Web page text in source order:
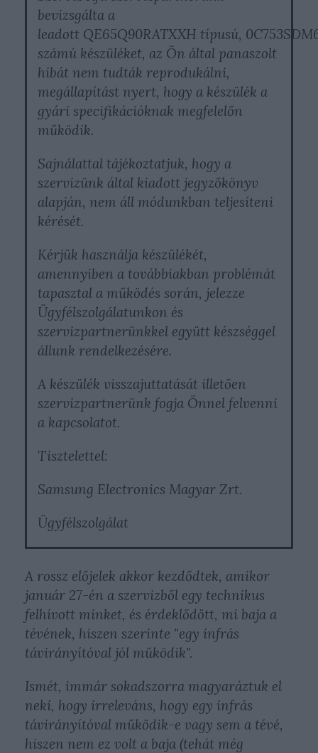
bevizsgálta a
leadott QE65Q90RATXXH típusú,
számú készüléket, az Ön által panaszolt
hibát nem tudták reprodukálni,
megállapítást nyert, hogy a készülék a
gyári specifikációknak megfelelőn
működik.
Sajnálattal tájékoztatjuk, hogy a
szervizünk által kiadott jegyzőkönyv
alapján, nem áll módunkban teljesíteni
kérését.
Kérjük használja készülékét,
amennyiben a továbbiakban problémát
tapasztal a működés során, jelezze
Ügyfélszolgálatunkon és
szervizpartnerünkkel együtt készséggel
állunk rendelkezésére.
A készülék visszajuttatását illetően
szervizpartnerünk fogja Önnel felvenni
a kapcsolatot.
Tisztelettel:
Samsung Electronics Magyar Zrt.
Ügyfélszolgálat
A rossz előjelek akkor kezdődtek, amikor
január 27-én a szervizből egy technikus
felhívott minket, és érdeklődött, mi baja a
tévének, hiszen szerinte "egy infrás
távirányítóval jól működik".
Ismét, immár sokadszorra magyaráztuk el
neki, hogy irreleváns, hogy egy infrás
távirányítóval működik-e vagy sem a tévé,
hiszen nem ez volt a baja (tehát még